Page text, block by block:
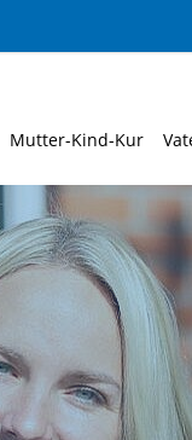
Mutter-Kind-Kur